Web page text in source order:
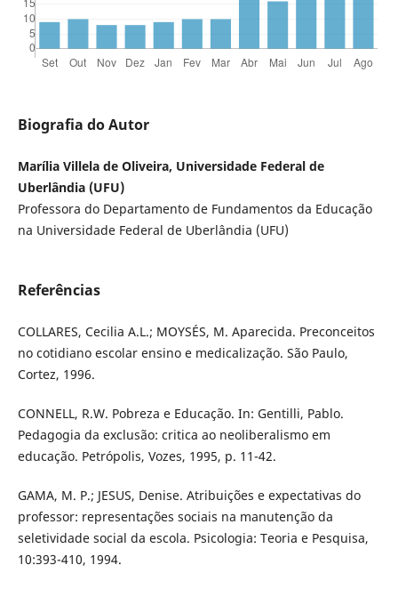
Biografia do Autor
Marília Villela de Oliveira, Universidade Federal de
Uberlândia (UFU)
Professora do Departamento de Fundamentos da Educação
na Universidade Federal de Uberlândia (UFU)
Referências
COLLARES, Cecilia A.L.; MOYSÉS, M. Aparecida. Preconceitos
no cotidiano escolar ensino e medicalização. São Paulo,
Cortez, 1996.
CONNELL, R.W. Pobreza e Educação. In: Gentilli, Pablo.
Pedagogia da exclusão: critica ao neoliberalismo em
educação. Petrópolis, Vozes, 1995, p. 11-42.
GAMA, M. P.; JESUS, Denise. Atribuições e expectativas do
professor: representações sociais na manutenção da
seletividade social da escola. Psicologia: Teoria e Pesquisa,
10:393-410, 1994.